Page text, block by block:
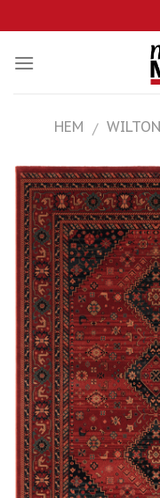
to
content
HEM /